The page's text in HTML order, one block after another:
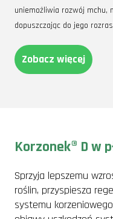
uniemożliwia rozwój mchu,
dopuszczając do jego
Zobacz więcej
Korzonek® D w
Sprzyja lepszemu
roślin, przyspiesza
systemu